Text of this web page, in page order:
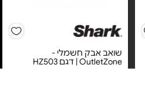
שואב אבק חשמלי -
OutletZone | דגם HZ503